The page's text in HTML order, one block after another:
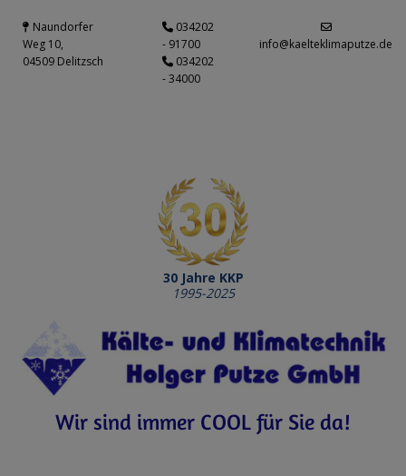
Naundorfer
Weg 10,
04509 Delitzsch
034202
- 91700
034202
- 34000
info@kaelteklimaputze.de
30 Jahre KKP
1995-2025
Wir sind immer COOL für Sie da!